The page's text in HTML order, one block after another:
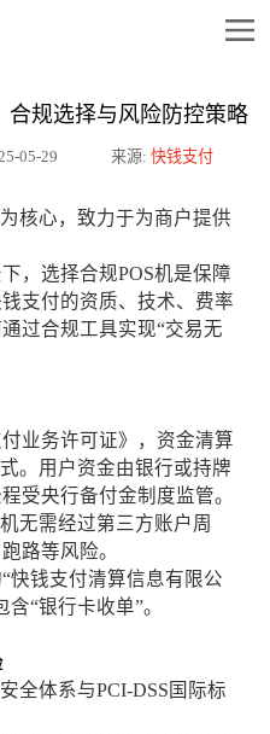
合规选择与风险防控策略
05-29 来源:快钱支付
核心，致力于为商户提供
，选择合规POS机是保障
支付的资质、技术、费率
过合规工具实现“交易无
业务许可证》，资金清算
。用户资金由银行或持牌
受央行备付金制度监管。
无需经过第三方账户周
路等风险。
快钱支付清算信息有限公
“银行卡收单”。
全体系与PCI-DSS国际标